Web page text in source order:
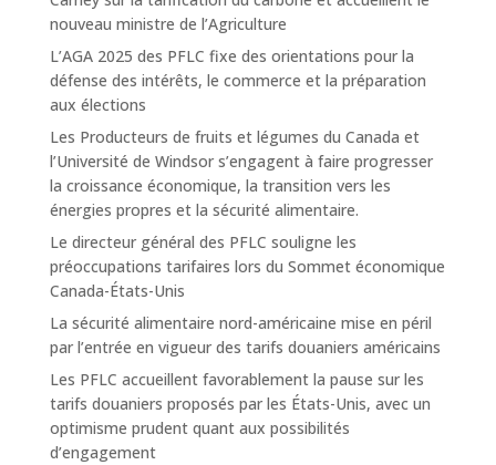
nouveau ministre de l’Agriculture
L’AGA 2025 des PFLC fixe des orientations pour la
défense des intérêts, le commerce et la préparation
aux élections
Les Producteurs de fruits et légumes du Canada et
l’Université de Windsor s’engagent à faire progresser
la croissance économique, la transition vers les
énergies propres et la sécurité alimentaire.
Le directeur général des PFLC souligne les
préoccupations tarifaires lors du Sommet économique
Canada-États-Unis
La sécurité alimentaire nord-américaine mise en péril
par l’entrée en vigueur des tarifs douaniers américains
Les PFLC accueillent favorablement la pause sur les
tarifs douaniers proposés par les États-Unis, avec un
optimisme prudent quant aux possibilités
d’engagement